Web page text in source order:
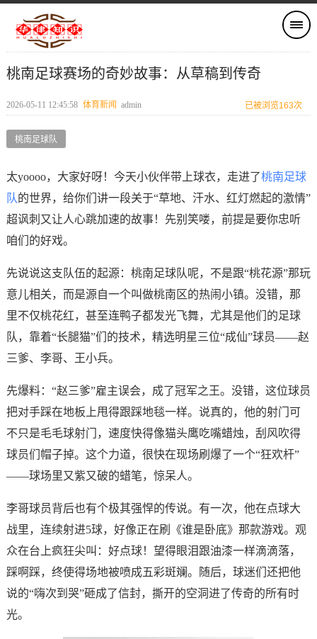
桃南足球赛场的奇妙故事：从草稿到传奇
2026-05-11 12:45:58 体育新闻 admin 已被浏览163次
桃南足球队
太yoooo，大家好呀！今天小伙伴带上球衣，走进了桃南足球
队的世界，给你们讲一段关于“草地、汗水、红灯燃起的激情”
超讽刺又让人心跳加速的故事！先别笑喽，前提是要你忠听
咱们的好戏。
先说说这支队伍的起源：桃南足球队呢，不是跟“桃花源”那玩
意儿相关，而是源自一个叫做桃南区的热闹小镇。没错，那
里不仅桃花红，甚至连鸭子都发光飞舞，尤其是他们的足球
队，靠着“长腿猫”们的技术，精选明星三位“成仙”球员——赵
三爹、李哥、王小兵。
先爆料：“赵三爹”雇主误会，成了冠军之王。没错，这位球员
把对手踩在地板上甩得跟踩地毯一样。说真的，他的射门可
不只是毛毛球射门，速度快得像猫头鹰吃嘴蜡烛，刮风吹得
球员们帽子掉。这个力道，很快在现场刷爆了一个“狂欢杆”
——球场里又紫又破的蜡笔，惊呆人。
李哥球员背后也有个极其强悍的传说。有一次，他在点球大
战里，连续射进5球，好像正在刷《谁是卧底》那款游戏。观
众在台上疯狂尖叫：好点球！望得眼泪跟油漆一样滴滴落，
踩啊踩，终使得场地被喷成五彩斑斓。随后，球迷们还把他
说的“嗨次到哭”砸成了信封，撕开的空洞进了传奇的所有时
光。